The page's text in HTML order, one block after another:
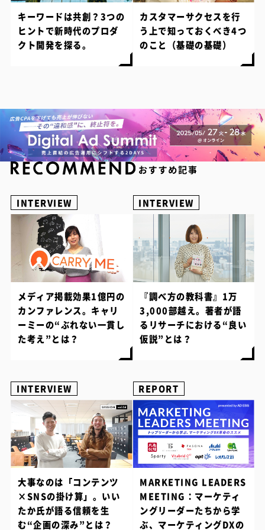
キーワードは共創？3つの
ヒントで新時代のプロダ
クト開発を探る。
カスタマーサクセスを行
う上で知っておくべき4つ
のこと（基礎の基礎）
INTERVIEW
メディア掲載効果1億円の
カンファレンス。キャリ
ーミーの“ぶれない一貫し
た考え”とは？
INTERVIEW
『調べ方の教科書』1万
3,000部越え。著者が語
るリサーチにおける“良い
仮説”とは？
INTERVIEW
大事なのは「コンテンツ
×SNSの掛け算」。いい
たか氏が語る信頼を生
む“企画の深み”とは？
REPORT
MARKETING LEADERS
MEETING：マーケティ
ングリーダーたちから学
ぶ、マーケティングDXの